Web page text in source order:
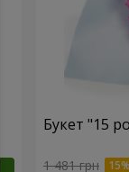
Букет "15
1 481 грн